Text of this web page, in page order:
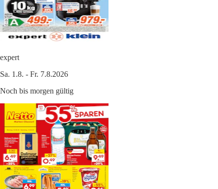
expert
Sa. 1.8. - Fr. 7.8.2026
Noch bis morgen gültig